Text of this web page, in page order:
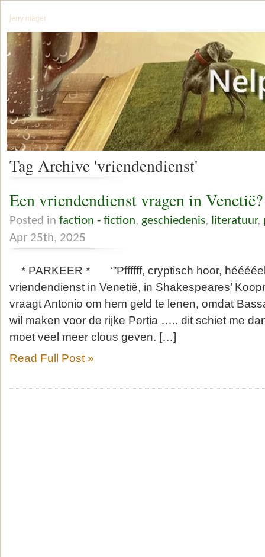
jerry mager
Tag Archive 'vriendendienst'
Een vriendendienst vragen in Venetië?
Posted in faction - fiction, geschiedenis, literatuur,
Apr 25th, 2025
* PARKEER * ‘”Pffffff, cryptisch hoor,
vriendendienst in Venetië, in Shakespeares’
vraagt Antonio om hem geld te lenen, omdat
wil maken voor de rijke Portia ….. dit schiet me
moet veel meer clous geven. […]
Read Full Post »